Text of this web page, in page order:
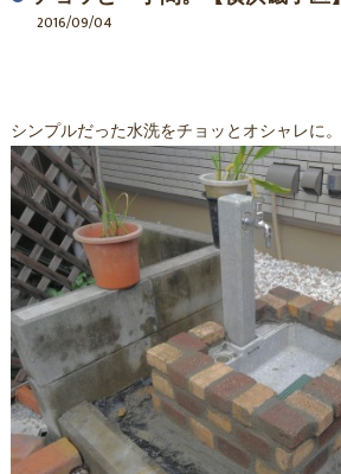
2016/09/04
シンプルだった水洗をチョッとオシャレに。